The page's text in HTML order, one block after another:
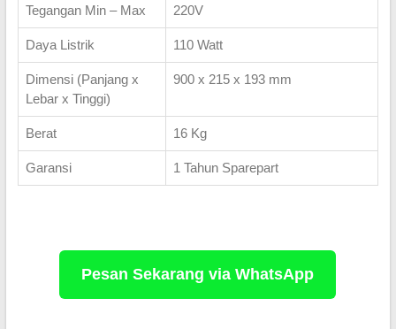
Tegangan Min – Max 220V
Daya Listrik 110 Watt
Dimensi (Panjang x
Lebar x Tinggi)
900 x 215 x 193 mm
Berat 16 Kg
Garansi 1 Tahun Sparepart
Pesan Sekarang via WhatsApp